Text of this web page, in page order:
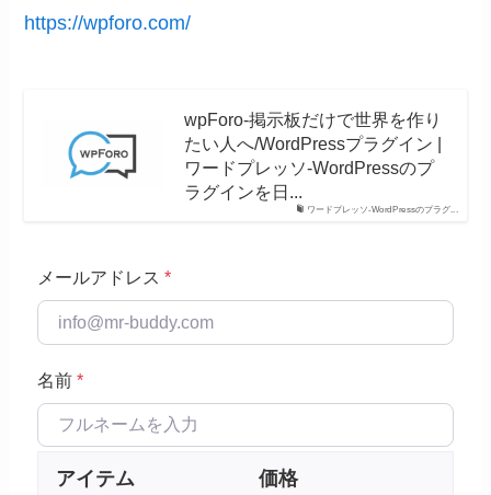
https://wpforo.com/
ワードプレッソ-WordPressのプラグ...
wpForo-掲示板だけで世界を作り
たい人へ/WordPressプラグイン |
ワードプレッソ-WordPressのプ
ラグインを日...
メールアドレス *
名前 *
アイテム 価格